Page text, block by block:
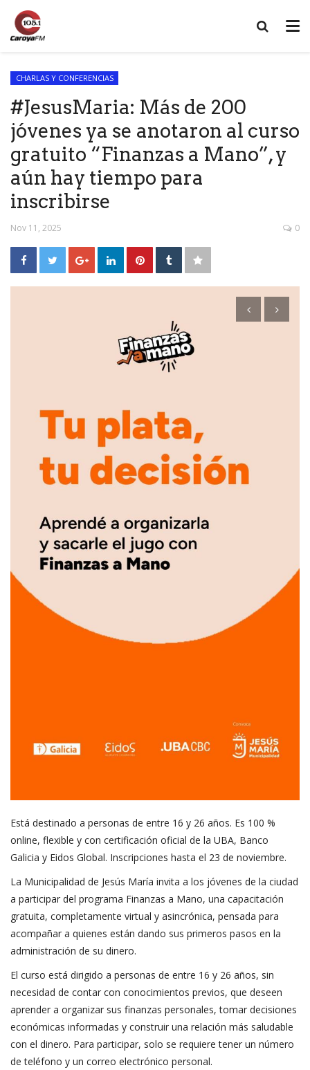
CHARLAS Y CONFERENCIAS
#JesusMaria: Más de 200
jóvenes ya se anotaron al curso
gratuito “Finanzas a Mano”, y
aún hay tiempo para
inscribirse
Nov 11, 2025 0
Está destinado a personas de entre 16 y 26 años. Es 100 %
online, flexible y con certificación oficial de la UBA, Banco
Galicia y Eidos Global. Inscripciones hasta el 23 de noviembre.
La Municipalidad de Jesús María invita a los jóvenes de la ciudad
a participar del programa Finanzas a Mano, una capacitación
gratuita, completamente virtual y asincrónica, pensada para
acompañar a quienes están dando sus primeros pasos en la
administración de su dinero.
El curso está dirigido a personas de entre 16 y 26 años, sin
necesidad de contar con conocimientos previos, que deseen
aprender a organizar sus finanzas personales, tomar decisiones
económicas informadas y construir una relación más saludable
con el dinero. Para participar, solo se requiere tener un número
de teléfono y un correo electrónico personal.